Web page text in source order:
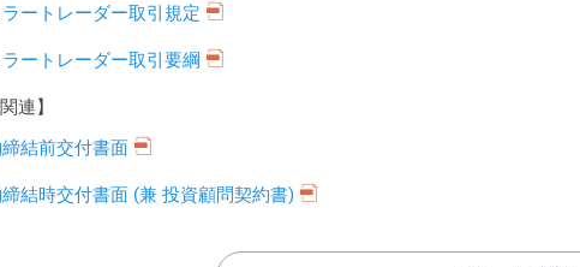
ートレーダー取引規定
ートレーダー取引要綱
連】
結前交付書面
結時交付書面 (兼 投資顧問契約書)